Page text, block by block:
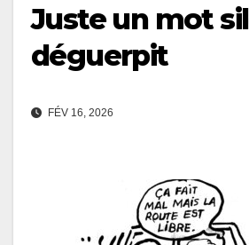
Juste un mot
déguerpit
FÉV 16, 2026